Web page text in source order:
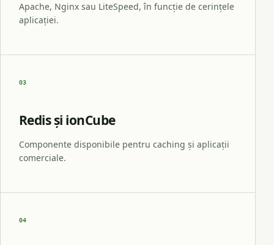
Apache, Nginx sau LiteSpeed, în funcție de cerințele
aplicației.
03
Redis și ionCube
Componente disponibile pentru caching și aplicații
comerciale.
04